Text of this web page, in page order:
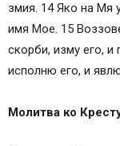
змия. 14 Яко на Мя
имя Мое. 15
скорби, изму его,
исполню его, и
Молитва ко